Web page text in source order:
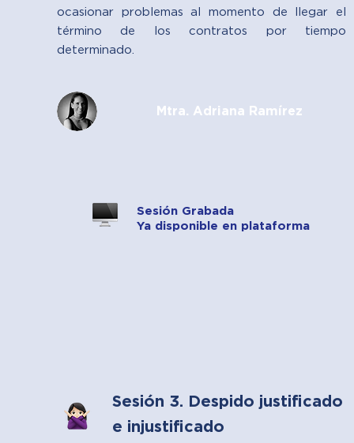
ocasionar problemas al momento de llegar el
término de los contratos por tiempo
determinado.
Mtra. Adriana Ramírez
Sesión Grabada
Ya disponible en plataforma
Sesión 3. Despido justificado
e injustificado